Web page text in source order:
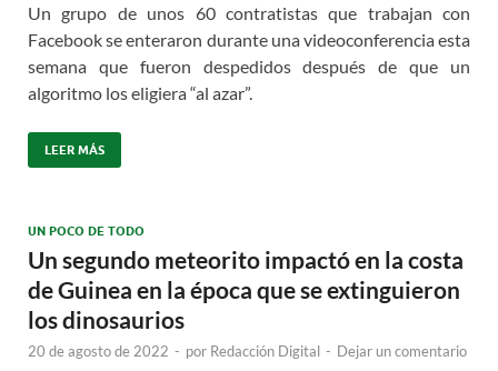
Un grupo de unos 60 contratistas que trabajan con
Facebook se enteraron durante una videoconferencia esta
semana que fueron despedidos después de que un
algoritmo los eligiera “al azar”.
LEER MÁS
UN POCO DE TODO
Un segundo meteorito impactó en la costa
de Guinea en la época que se extinguieron
los dinosaurios
20 de agosto de 2022 - por Redacción Digital - Dejar un comentario